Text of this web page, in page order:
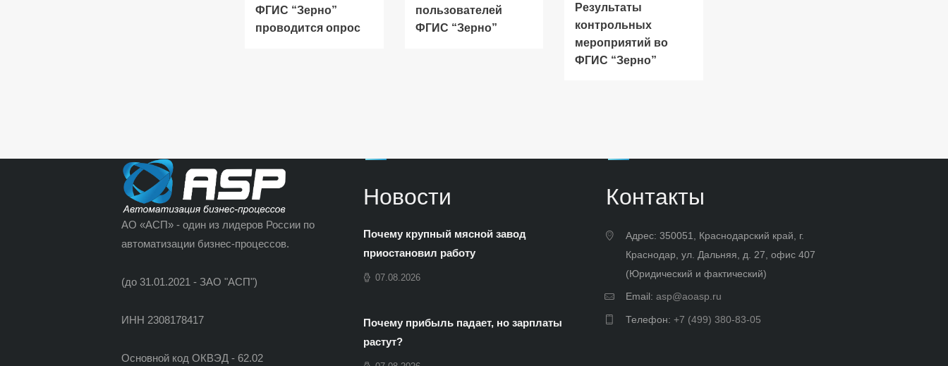
ФГИС “Зерно”
проводится опрос
пользователей
ФГИС “Зерно”
Результаты
контрольных
мероприятий во
ФГИС “Зерно”
АО «АСП» - один из лидеров России по
автоматизации бизнес-процессов.
(до 31.01.2021 - ЗАО "АСП")
ИНН 2308178417
Основной код ОКВЭД - 62.02
Новости
Почему крупный мясной завод
приостановил работу
07.08.2026
Почему прибыль падает, но зарплаты
растут?
Контакты
Адрес: 350051, Краснодарский край, г.
Краснодар, ул. Дальняя, д. 27, офис 407
(Юридический и фактический)
Email: asp@aoasp.ru
Телефон: +7 (499) 380-83-05